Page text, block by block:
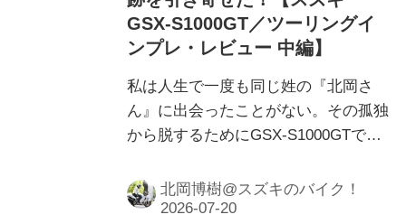
GSX-S1000GT／ツーリングイ
ンプレ・レビュー 中編】
私は人生で一度も同じ姓の『北岡さ
ん』に出会ったことがない。その孤独
から脱するためにGSX-S1000GTで三
現地で問題に直面しました。
北岡博樹@スズキのバイク！